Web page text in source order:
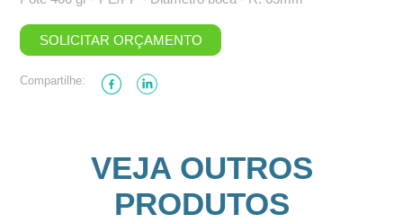
SOLICITAR ORÇAMENTO
Compartilhe:
VEJA OUTROS
PRODUTOS